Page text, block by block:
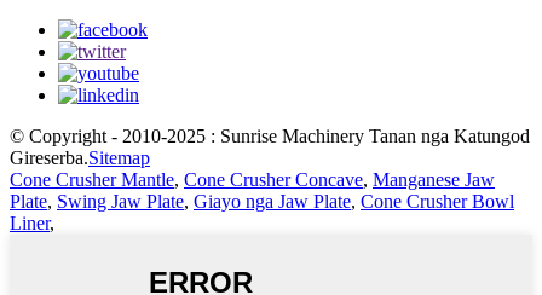
© Copyright - 2010-2025 : Sunrise Machinery Tanan nga Katungod
Gireserba.Sitemap
Cone Crusher Mantle, Cone Crusher Concave, Manganese Jaw
Plate, Swing Jaw Plate, Giayo nga Jaw Plate, Cone Crusher Bowl
Liner,